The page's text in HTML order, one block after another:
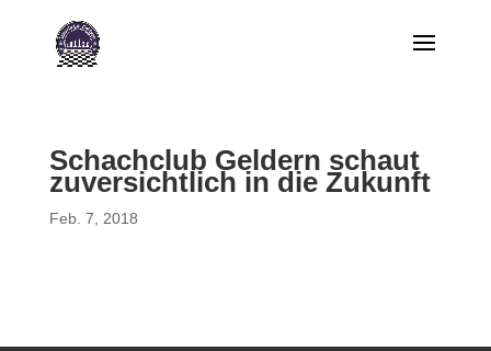
Schachclub Geldern schaut
zuversichtlich in die Zukunft
Feb. 7, 2018